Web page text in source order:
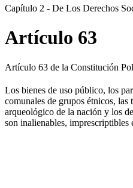
Capítulo 2 - De Los Derechos
Artículo 63
Artículo 63 de la Constitución
Los bienes de uso público, los
comunales de grupos étnicos,
arqueológico de la nación y los
son inalienables, imprescriptibles